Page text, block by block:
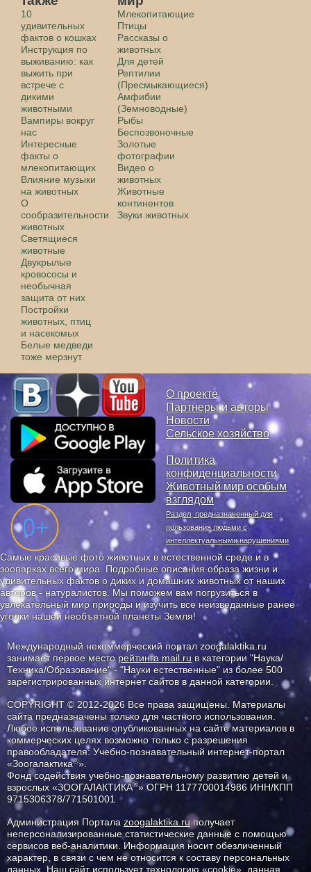
10
удивительных
фактов о кошках
Инструкция по
выживанию: как
выжить при
встрече с
дикими
животными
Вампиры вокруг
нас
Интересные
факты о
млекопитающих
Влияние музыки
на животных
О
сообразительности
животных
Светящиеся
животные
Двукрылые
кровососы и
необычная
защита от них
Постройки
животных, птиц
и насекомых
Белые медведи
тоже мерзнут
Млекопитающие
Птицы
Рассказы о
животных
Для детей
Рептилии
(Пресмыкающиеся)
Амфибии
(Земноводные)
Рыбы
Беспозвоночные
Золотые
фотографии
Видео о
животных
Животные
континентов
Звуки животных
О проекте
Партнеры и авторы
Новости
Сельское хозяйство
Политика
конфиденциальности
Животный мир особым
взглядом
Раздел, предназначенный для
пользования людьми с
интеллектуальными нарушениями
Самые красивые фото животных в естественной среде и в
зоопарках всего мира. Подробные описания образа жизни и
удивительных фактов о диких и домашних животных от наших
авторов - натуралистов. Мы поможем вам погрузиться в
увлекательный мир природы и изучить все неизведанные ранее
уголки нашей необъятной планеты Земля!
Международный некоммерческий портал zoogalaktika.ru
занимает первое месторейтинга mail.ru в категории "Наука/
Техника/Образование" - "Науки естественные" из более 500
зарегистрированных интернет сайтов в данной категории.
COPYRIGHT © 2012-2026 Все права защищены. Материалы
сайта предназначены только для частного использования.
Любое использование опубликованных на сайте материалов в
коммерческих целях возможно только с разрешения
правообладателя: Учебно-познавательный интернет-портал
«Зоогалактика®».
Фонд содействия учебно-познавательному развитию детей и
взрослых «ЗООГАЛАКТИКА®» ОГРН 1177700014986 ИНН/КПП
9715306378/771501001
Администрация Портала zoogalaktika.ruполучает
неперсонализированные статистические данные с помощью
сервисов веб-аналитики. Информация носит обезличенный
характер, в связи с чем не относится к составу персональных
данных. Наш сайт использует технологию «cookie», данная